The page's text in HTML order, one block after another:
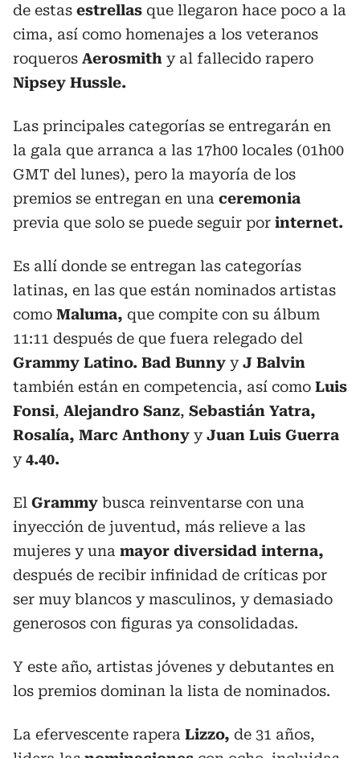
de estas estrellas que llegaron hace poco a la
cima, así como homenajes a los veteranos
roqueros Aerosmith y al fallecido rapero
Nipsey Hussle.
Las principales categorías se entregarán en
la gala que arranca a las 17h00 locales (01h00
GMT del lunes), pero la mayoría de los
premios se entregan en una ceremonia
previa que solo se puede seguir por internet.
Es allí donde se entregan las categorías
latinas, en las que están nominados artistas
como Maluma, que compite con su álbum
11:11 después de que fuera relegado del
Grammy Latino. Bad Bunny yJ Balvin
también están en competencia, así como Luis
Fonsi, Alejandro Sanz, Sebastián Yatra,
Rosalía, Marc Anthony yJuan Luis Guerra
y4.40.
El Grammy busca reinventarse con una
inyección de juventud, más relieve a las
mujeres y una mayor diversidad interna,
después de recibir infinidad de críticas por
ser muy blancos y masculinos, y demasiado
generosos con figuras ya consolidadas.
Y este año, artistas jóvenes y debutantes en
los premios dominan la lista de nominados.
La efervescente rapera Lizzo, de 31 años,